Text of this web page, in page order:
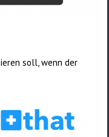
soll, wenn der